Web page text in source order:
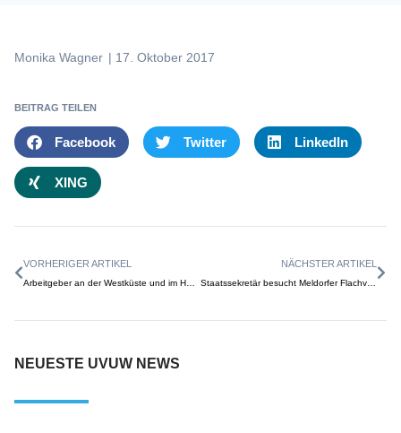
Monika Wagner | 17. Oktober 2017
BEITRAG TEILEN
Facebook Twitter LinkedIn
XING
VORHERIGER ARTIKEL NÄCHSTER ARTIKEL
Staatssekretär besucht Meldorfer Flachverblender
NEUESTE UVUW NEWS